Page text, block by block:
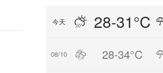
今天 28-31°C
08/10 28-34°C